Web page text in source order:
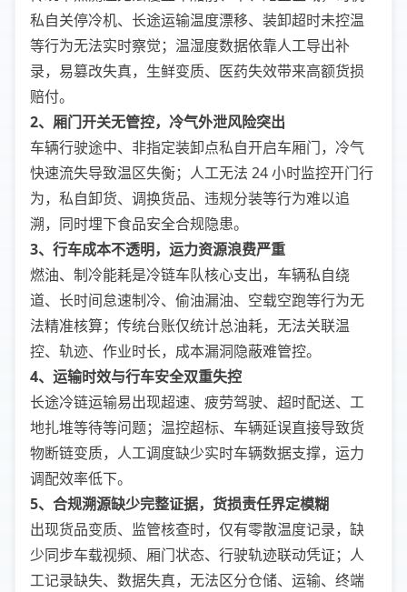
私自关停冷机、长途运输温度漂移、装卸超时未控温
等行为无法实时察觉；温湿度数据依靠人工导出补
录，易篡改失真，生鲜变质、医药失效带来高额货损
赔付。
2、厢门开关无管控，冷气外泄风险突出
车辆行驶途中、非指定装卸点私自开启车厢门，冷气
快速流失导致温区失衡；人工无法 24 小时监控开门行
为，私自卸货、调换货品、违规分装等行为难以追
溯，同时埋下食品安全合规隐患。
3、行车成本不透明，运力资源浪费严重
燃油、制冷能耗是冷链车队核心支出，车辆私自绕
道、长时间怠速制冷、偷油漏油、空载空跑等行为无
法精准核算；传统台账仅统计总油耗，无法关联温
控、轨迹、作业时长，成本漏洞隐蔽难管控。
4、运输时效与行车安全双重失控
长途冷链运输易出现超速、疲劳驾驶、超时配送、工
地扎堆等待等问题；温控超标、车辆延误直接导致货
物断链变质，人工调度缺少实时车辆数据支撑，运力
调配效率低下。
5、合规溯源缺少完整证据，货损责任界定模糊
出现货品变质、监管核查时，仅有零散温度记录，缺
少同步车载视频、厢门状态、行驶轨迹联动凭证；人
工记录缺失、数据失真，无法区分仓储、运输、终端